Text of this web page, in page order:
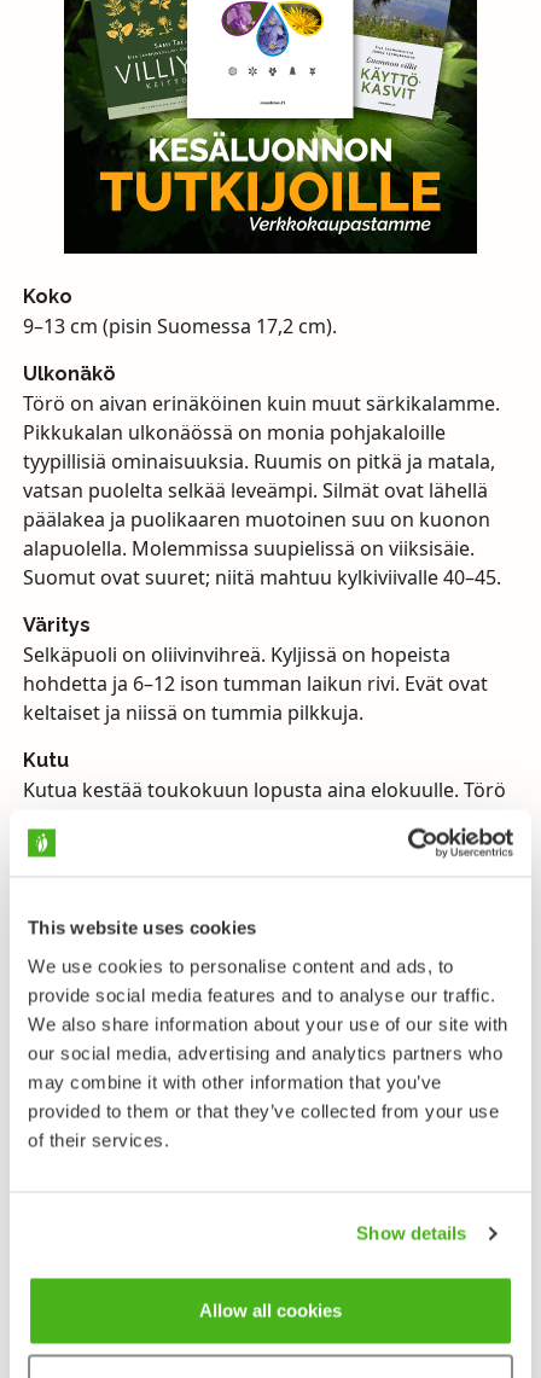
This website uses cookies
We use cookies to personalise content and ads, to
provide social media features and to analyse our traffic.
We also share information about your use of our site with
our social media, advertising and analytics partners who
may combine it with other information that you’ve
provided to them or that they’ve collected from your use
of their services.
Show details
Allow all cookies
Koko
9–13 cm (pisin Suomessa 17,2 cm).
Ulkonäkö
Törö on aivan erinäköinen kuin muut särkikalamme.
Pikkukalan ulkonäössä on monia pohjakaloille
tyypillisiä ominaisuuksia. Ruumis on pitkä ja matala,
vatsan puolelta selkää leveämpi. Silmät ovat lähellä
päälakea ja puolikaaren muotoinen suu on kuonon
alapuolella. Molemmissa suupielissä on viiksisäie.
Suomut ovat suuret; niitä mahtuu kylkiviivalle 40–45.
Väritys
Selkäpuoli on oliivinvihreä. Kyljissä on hopeista
hohdetta ja 6–12 ison tumman laikun rivi. Evät ovat
keltaiset ja niissä on tummia pilkkuja.
Kutu
Kutua kestää toukokuun lopusta aina elokuulle. Törö
syvyiseen virtaavaan veteen. Järvistä se vaeltaa jokiin
Ravinto
Pohjaeläimet ja levät sekä hajoava kasviaines.
Levinneisyys ja elinympäristö
Töröä esiintyy ainakin Vantaanjoessa, Porvoonjoessa,
Urpalanjoessa, Paimionjoessa, Aurajoessa,
Uskelanjoessa ja Kokemäenjoessa sekä niiden
edustalla meressä. Sisävesissä lajin tiedetään
esiintyvän Rauta- ja Liekovedessä, Vanajavedessä ja